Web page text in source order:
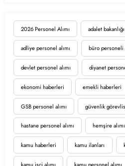
2026 Personel Alımı adalet
adliye personel alımı büro personeli
devlet personel alımı diyanet
ekonomi haberleri emekli haberleri
GSB personel alımı güvenlik
hastane personel alımı hemşire alımı
kamu haberleri kamu ilanları